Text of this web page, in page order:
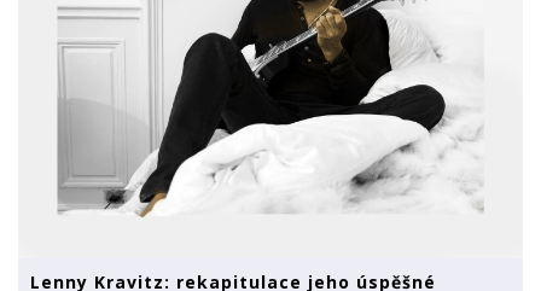
Lenny Kravitz: rekapitulace jeho úspěšné